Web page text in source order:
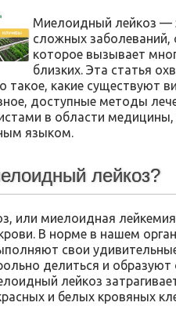
Миелоидный лейкоз —
сложных заболеваний,
которое вызывает
близких. Эта статья
такое, какие существуют
доступные методы
в области
языком.
лейкоз?
или миелоидная
В норме в нашем
свои
делиться и
лейкоз
и белых кровяных